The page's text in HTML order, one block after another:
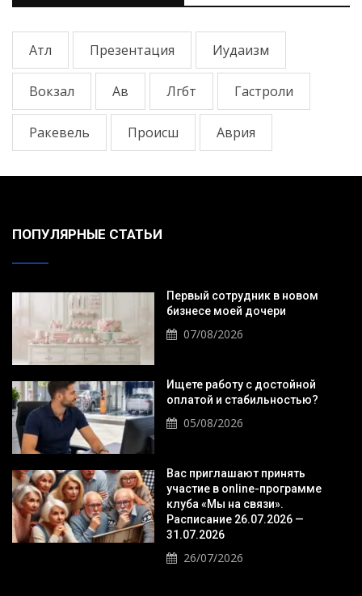
Атл Презентация Иудаизм
Вокзал Ав Лгбт Гастроли
Ракевель Происш Аврия
ПОПУЛЯРНЫЕ СТАТЬИ
Первый сотрудник в новом
бизнесе моей дочери
07/08/2026
Ищете работу с достойной
оплатой и стабильностью?
05/08/2026
Вас приглашают принять
участие в online-программе
клуба «Мы на связи».
Расписание 26.07.2026 —
31.07.2026
26/07/2026